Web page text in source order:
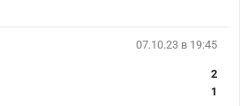
07.10.23 в 19:45
2
1